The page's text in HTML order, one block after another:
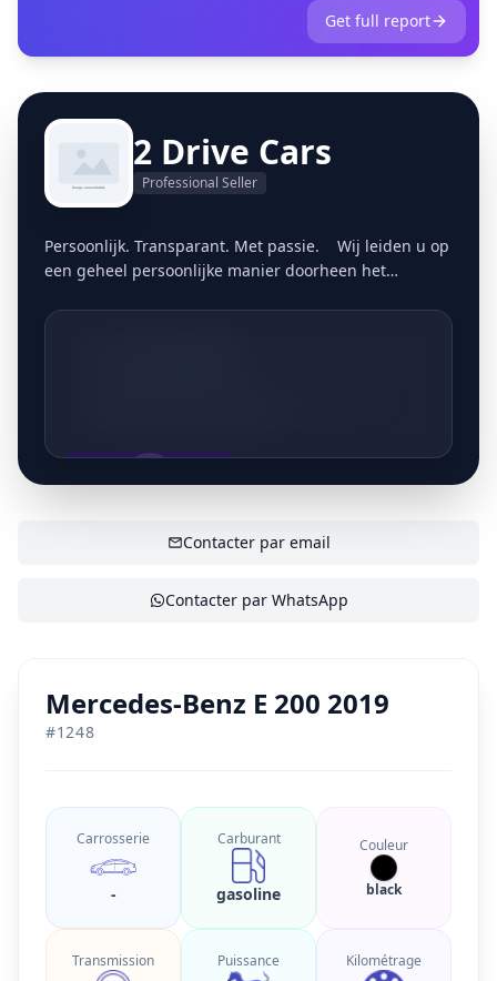
Get full report
2 Drive Cars
Professional Seller
Persoonlijk. Transparant. Met passie. ​ Wij leiden u op
een geheel persoonlijke manier doorheen het
mét passie voor ons vak. Uw tevredenheid, daar draait
Contacter par email
Contacter par WhatsApp
Mercedes-Benz E 200 2019
#1248
Carrosserie
-
Carburant
gasoline
Couleur
black
Transmission Puissance Kilométrage